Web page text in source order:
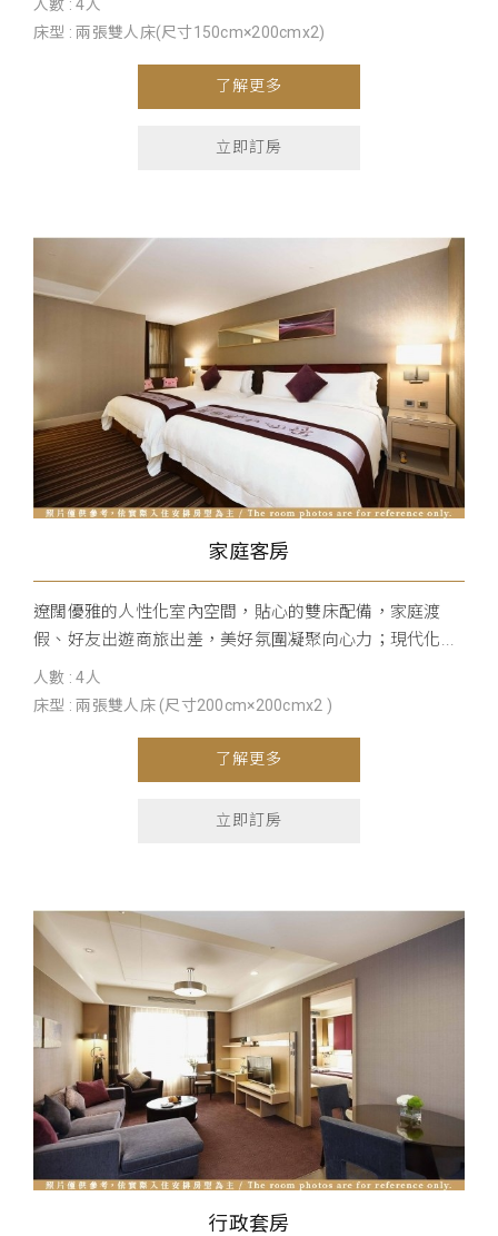
人數 : 4人
床型 : 兩張雙人床(尺寸150cm×200cmx2)
了解更多
立即訂房
家庭客房
遼闊優雅的人性化室內空間，貼心的雙床配備，家庭渡
假、好友出遊商旅出差，美好氛圍凝聚向心力；現代化...
人數 : 4人
床型 : 兩張雙人床 (尺寸200cm×200cmx2 )
了解更多
立即訂房
行政套房